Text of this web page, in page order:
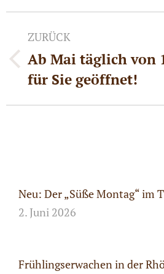
ZURÜCK
Vorheriger
Beitrag:
Ab Mai täglich von
für Sie geöffnet!
Neu: Der „Süße Montag“ im
2. Juni 2026
Frühlingserwachen in der